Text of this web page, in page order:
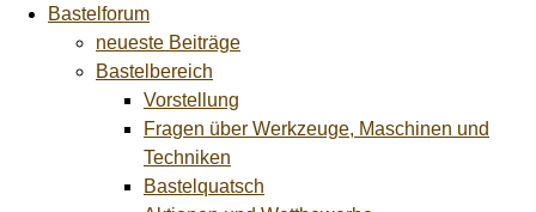
Bastelforum
neueste Beiträge
Bastelbereich
Vorstellung
Fragen über Werkzeuge, Maschinen und
Techniken
Bastelquatsch